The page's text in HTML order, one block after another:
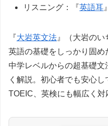
リスニング：『英語耳
『大岩英文法 』（大岩のい
英語の基礎をしっかり固め
中学レベルからの超基礎
く解説。初心者でも安心
TOEIC、英検にも幅広く対